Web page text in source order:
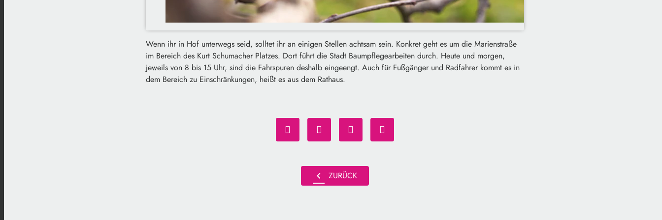
Wenn ihr in Hof unterwegs seid, solltet ihr an einigen Stellen achtsam sein. Konkret geht es um die Marienstraße
im Bereich des Kurt Schumacher Platzes. Dort führt die Stadt Baumpflegearbeiten durch. Heute und morgen,
jeweils von 8 bis 15 Uhr, sind die Fahrspuren deshalb eingeengt. Auch für Fußgänger und Radfahrer kommt es in
dem Bereich zu Einschränkungen, heißt es aus dem Rathaus.
chevron_left ZURÜCK